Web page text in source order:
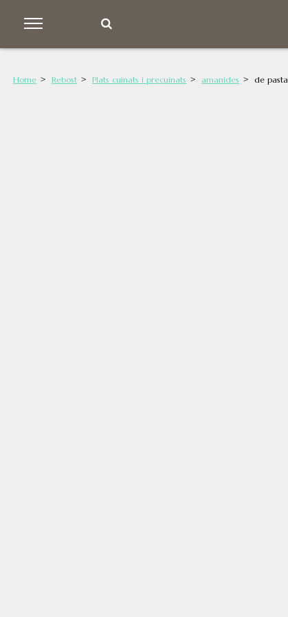
Home Rebost Plats cuinats i precuinats amanides de pasta